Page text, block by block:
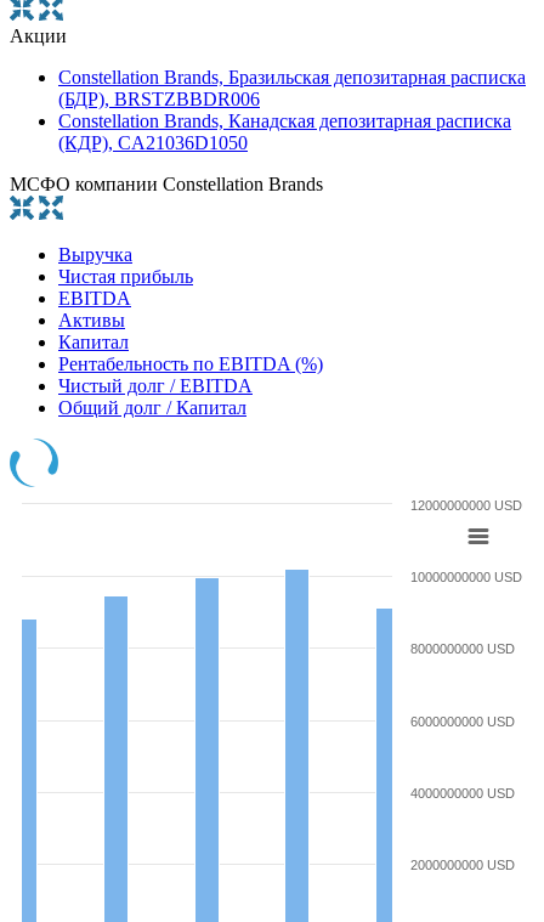
Акции
Constellation Brands, Бразильская депозитарная расписка
(БДР), BRSTZBBDR006
Constellation Brands, Канадская депозитарная расписка
(КДР), CA21036D1050
МСФО компании Constellation Brands
Выручка
Чистая прибыль
EBITDA
Активы
Капитал
Рентабельность по EBITDA (%)
Чистый долг / EBITDA
Общий долг / Капитал
2000000000 USD
4000000000 USD
6000000000 USD
8000000000 USD
10000000000 USD
12000000000 USD